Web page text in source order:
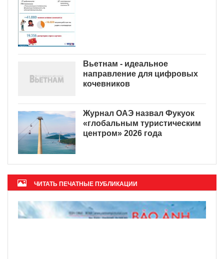
Вьетнам - идеальное
направление для цифровых
кочевников
Журнал ОАЭ назвал Фукуок
«глобальным туристическим
центром» 2026 года
ЧИТАТЬ ПЕЧАТНЫЕ ПУБЛИКАЦИИ